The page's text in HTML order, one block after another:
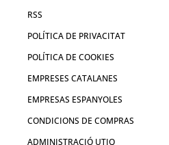
RSS
POLÍTICA DE PRIVACITAT
POLÍTICA DE COOKIES
EMPRESES CATALANES
EMPRESAS ESPANYOLES
CONDICIONS DE COMPRAS
ADMINISTRACIÓ UTIQ